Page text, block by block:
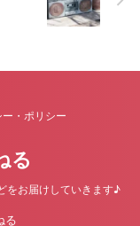
・ポリシー
る
をお届けしていきます♪
る